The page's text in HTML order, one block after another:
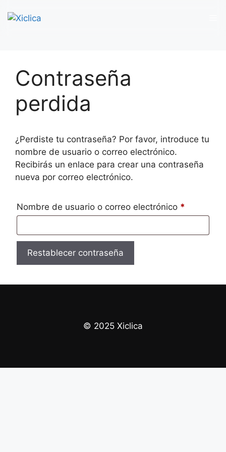
contenido
Contraseña
perdida
¿Perdiste tu contraseña? Por favor, introduce tu
nombre de usuario o correo electrónico.
Recibirás un enlace para crear una contraseña
nueva por correo electrónico.
Nombre de usuario o correo electrónico *
Restablecer contraseña
© 2025 Xiclica